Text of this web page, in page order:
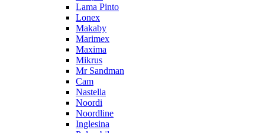
Lama Pinto
Lonex
Makaby
Marimex
Maxima
Mikrus
Mr Sandman
Cam
Nastella
Noordi
Noordline
Inglesina